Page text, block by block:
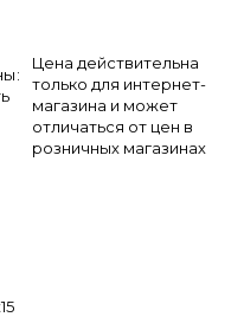
:
Цена действительна
только для интернет-
магазина и может
отличаться от цен в
розничных магазинах